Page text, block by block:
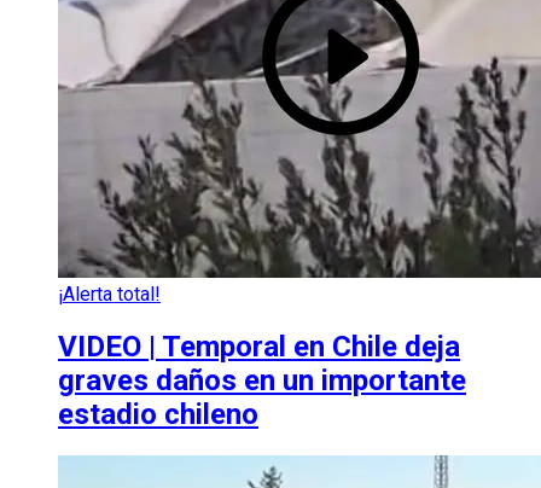
¡Alerta total!
VIDEO | Temporal en Chile deja
graves daños en un importante
estadio chileno